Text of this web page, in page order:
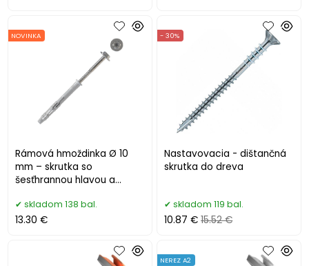
Rámová hmoždinka Ø 10
mm – skrutka so
šesťhrannou hlavou a
NOVINKA
skladom 138 bal.
13.30 €
Nastavovacia - dištančná
skrutka do dreva
- 30%
skladom 119 bal.
10.87 € 15.52 €
NEREZ A2